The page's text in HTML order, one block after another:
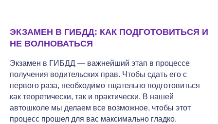
ЭКЗАМЕН В ГИБДД: КАК ПОДГОТОВИТЬСЯ И
НЕ ВОЛНОВАТЬСЯ
Экзамен в ГИБДД — важнейший этап в процессе
получения водительских прав. Чтобы сдать его с
первого раза, необходимо тщательно подготовиться
как теоретически, так и практически. В нашей
автошколе мы делаем все возможное, чтобы этот
процесс прошел для вас максимально гладко.